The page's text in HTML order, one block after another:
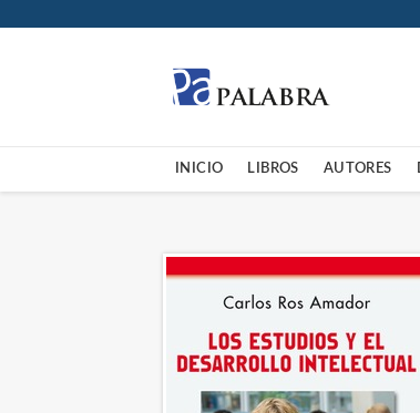
INICIO LIBROS AUTORES